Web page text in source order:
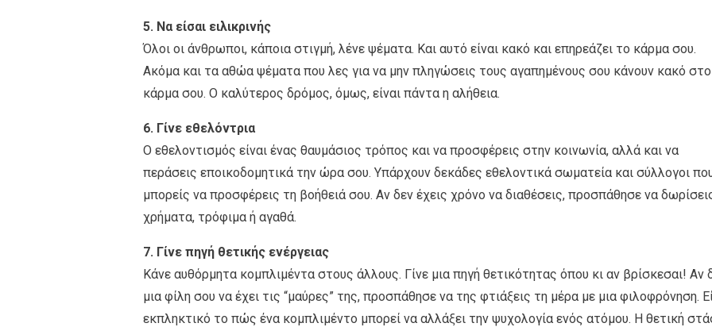
5. Να είσαι ειλικρινής
Όλοι οι άνθρωποι, κάποια στιγμή, λένε ψέματα. Και αυτό είναι κακό και επηρεάζει το κάρμα σου.
Ακόμα και τα αθώα ψέματα που λες για να μην πληγώσεις τους αγαπημένους σου κάνουν κακό στο
κάρμα σου. Ο καλύτερος δρόμος, όμως, είναι πάντα η αλήθεια.
6. Γίνε εθελόντρια
Ο εθελοντισμός είναι ένας θαυμάσιος τρόπος και να προσφέρεις στην κοινωνία, αλλά και να
περάσεις εποικοδομητικά την ώρα σου. Υπάρχουν δεκάδες εθελοντικά σωματεία και σύλλογοι
μπορείς να προσφέρεις τη βοήθειά σου. Αν δεν έχεις χρόνο να διαθέσεις, προσπάθησε να
χρήματα, τρόφιμα ή αγαθά.
7. Γίνε πηγή θετικής ενέργειας
Κάνε αυθόρμητα κομπλιμέντα στους άλλους. Γίνε μια πηγή θετικότητας όπου κι αν βρίσκεσαι! Αν
μια φίλη σου να έχει τις “μαύρες” της, προσπάθησε να της φτιάξεις τη μέρα με μια φιλοφρόνηση.
εκπληκτικό το πώς ένα κομπλιμέντο μπορεί να αλλάξει την ψυχολογία ενός ατόμου. Η θετική